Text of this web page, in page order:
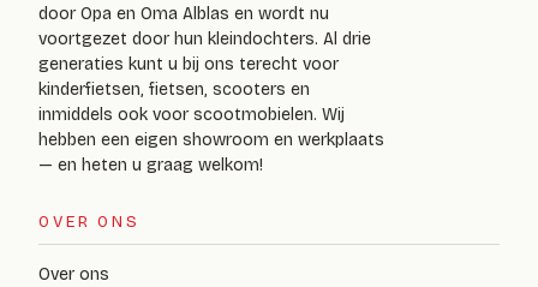
door Opa en Oma Alblas en wordt nu
voortgezet door hun kleindochters. Al drie
generaties kunt u bij ons terecht voor
kinderfietsen, fietsen, scooters en
inmiddels ook voor scootmobielen. Wij
hebben een eigen showroom en werkplaats
— en heten u graag welkom!
OVER ONS
Over ons